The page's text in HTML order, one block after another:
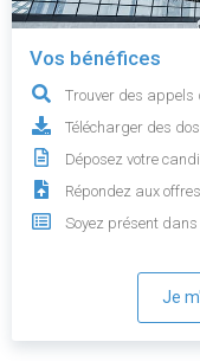
Vos bénéfices
Trouver des appels
Télécharger des
Déposez votre
Répondez aux
Soyez présent
Je